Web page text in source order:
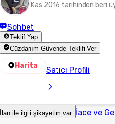
Kas 2016 tarihinden beri
Sohbet
Teklif Yap
Cüzdanım Güvende Teklifi Ver
Harita Satıcı Profili
İlan ile ilgili şikayetim var İade ve